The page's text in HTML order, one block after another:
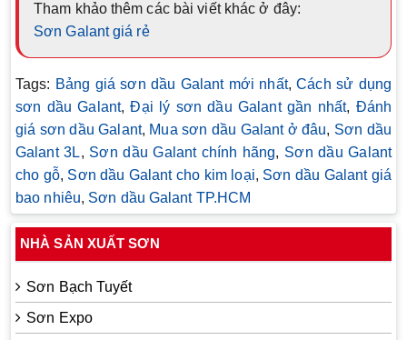
Tham khảo thêm các bài viết khác ở đây:
Sơn Galant giá rẻ
Tags: Bảng giá sơn dầu Galant mới nhất,Cách sử dụng
sơn dầu Galant,Đại lý sơn dầu Galant gần nhất, Đánh
giá sơn dầu Galant, Mua sơn dầu Galant ở đâu, Sơn dầu
Galant 3L, Sơn dầu Galant chính hãng, Sơn dầu Galant
cho gỗ, Sơn dầu Galant cho kim loại, Sơn dầu Galant giá
bao nhiêu, Sơn dầu Galant TP.HCM
NHÀ SẢN XUẤT SƠN
Sơn Bạch Tuyết
Sơn Expo